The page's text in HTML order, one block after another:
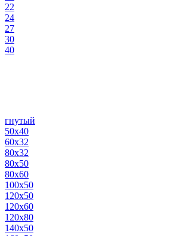
22
24
27
30
40
гнутый
50х40
60х32
80х32
80х50
80х60
100х50
120х50
120х60
120х80
140х50